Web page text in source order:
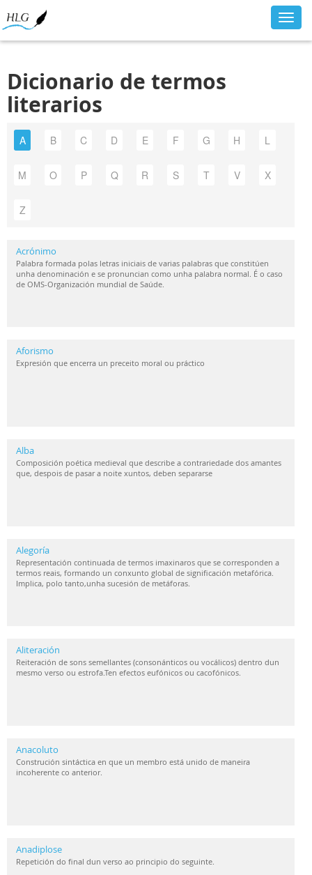
Dicionario de termos
literarios
A B C D E F G H L
M O P Q R S T V X
Z
Acrónimo
Palabra formada polas letras iniciais de varias palabras que constitúen
unha denominación e se pronuncian como unha palabra normal. É o caso
de OMS-Organización mundial de Saúde.
Aforismo
Expresión que encerra un preceito moral ou práctico
Alba
Composición poética medieval que describe a contrariedade dos amantes
que, despois de pasar a noite xuntos, deben separarse
Alegoría
Representación continuada de termos imaxinaros que se corresponden a
termos reais, formando un conxunto global de significación metafórica.
Implica, polo tanto,unha sucesión de metáforas.
Aliteración
Reiteración de sons semellantes (consonánticos ou vocálicos) dentro dun
mesmo verso ou estrofa.Ten efectos eufónicos ou cacofónicos.
Anacoluto
Construción sintáctica en que un membro está unido de maneira
incoherente co anterior.
Anadiplose
Repetición do final dun verso ao principio do seguinte.